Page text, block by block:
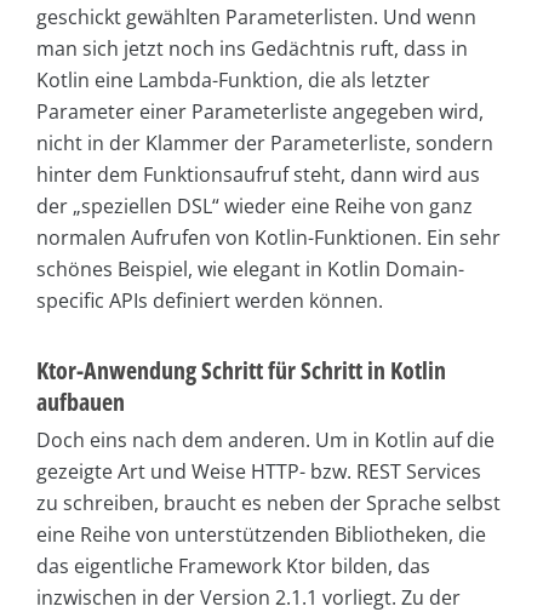
geschickt gewählten Parameterlisten. Und wenn
man sich jetzt noch ins Gedächtnis ruft, dass in
Kotlin eine Lambda-Funktion, die als letzter
Parameter einer Parameterliste angegeben wird,
nicht in der Klammer der Parameterliste, sondern
hinter dem Funktionsaufruf steht, dann wird aus
der „speziellen DSL“ wieder eine Reihe von ganz
normalen Aufrufen von Kotlin-Funktionen. Ein sehr
schönes Beispiel, wie elegant in Kotlin Domain-
specific APIs definiert werden können.
Ktor-Anwendung Schritt für Schritt in Kotlin
aufbauen
Doch eins nach dem anderen. Um in Kotlin auf die
gezeigte Art und Weise HTTP- bzw. REST Services
zu schreiben, braucht es neben der Sprache selbst
eine Reihe von unterstützenden Bibliotheken, die
das eigentliche Framework Ktor bilden, das
inzwischen in der Version 2.1.1 vorliegt. Zu der